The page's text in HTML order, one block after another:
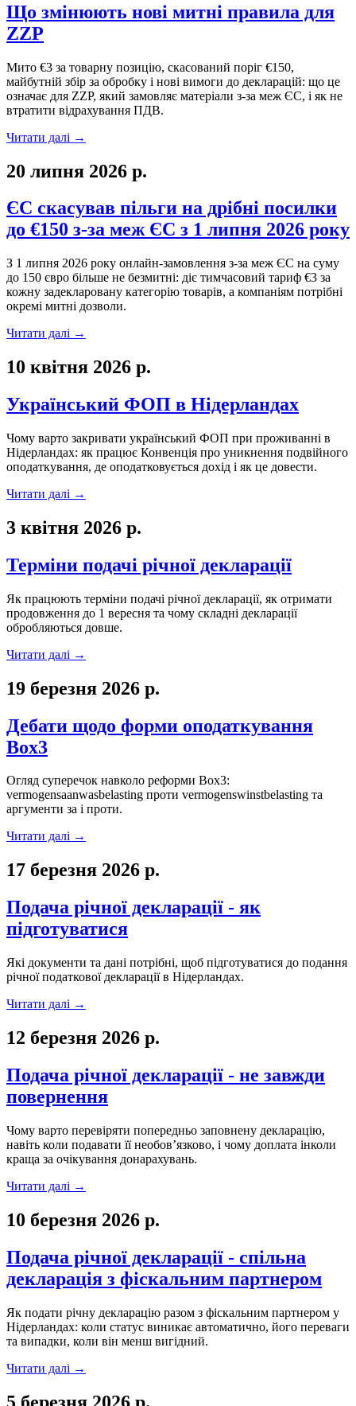
Що змінюють нові митні правила для
ZZP
Мито €3 за товарну позицію, скасований поріг €150,
майбутній збір за обробку і нові вимоги до декларацій: що це
означає для ZZP, який замовляє матеріали з-за меж ЄС, і як не
втратити відрахування ПДВ.
Читати далі →
20 липня 2026 р.
ЄС скасував пільги на дрібні посилки
до €150 з-за меж ЄС з 1 липня 2026 року
З 1 липня 2026 року онлайн-замовлення з-за меж ЄС на суму
до 150 євро більше не безмитні: діє тимчасовий тариф €3 за
кожну задекларовану категорію товарів, а компаніям потрібні
окремі митні дозволи.
Читати далі →
10 квітня 2026 р.
Український ФОП в Нідерландах
Чому варто закривати український ФОП при проживанні в
Нідерландах: як працює Конвенція про уникнення подвійного
оподаткування, де оподатковується дохід і як це довести.
Читати далі →
3 квітня 2026 р.
Терміни подачі річної декларації
Як працюють терміни подачі річної декларації, як отримати
продовження до 1 вересня та чому складні декларації
обробляються довше.
Читати далі →
19 березня 2026 р.
Дебати щодо форми оподаткування
Box3
Огляд суперечок навколо реформи Box3:
vermogensaanwasbelasting проти vermogenswinstbelasting та
аргументи за і проти.
Читати далі →
17 березня 2026 р.
Подача річної декларації - як
підготуватися
Які документи та дані потрібні, щоб підготуватися до подання
річної податкової декларації в Нідерландах.
Читати далі →
12 березня 2026 р.
Подача річної декларації - не завжди
повернення
Чому варто перевіряти попередньо заповнену декларацію,
навіть коли подавати її необов’язково, і чому доплата інколи
краща за очікування донарахувань.
Читати далі →
10 березня 2026 р.
Подача річної декларації - спільна
декларація з фіскальним партнером
Як подати річну декларацію разом з фіскальним партнером у
Нідерландах: коли статус виникає автоматично, його переваги
та випадки, коли він менш вигідний.
Читати далі →
5 березня 2026 р.